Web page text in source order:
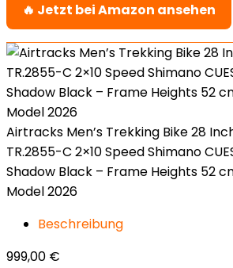
🔥 Jetzt bei Amazon ansehen
Airtracks Men’s Trekking Bike 28
TR.2855-C 2×10 Speed Shimano
Shadow Black – Frame Heights 52
Model 2026
Beschreibung
999,00 €